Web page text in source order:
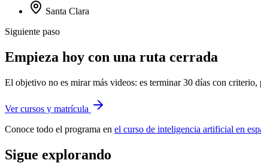
Santa Clara
Siguiente paso
Empieza hoy con una ruta cerrada
El objetivo no es mirar más videos: es terminar 30 días con
Ver cursos y matrícula
Conoce todo el programa en el curso de inteligencia artificial en
Sigue explorando